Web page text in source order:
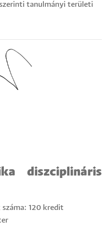
tanulmányi területi
120 kredit